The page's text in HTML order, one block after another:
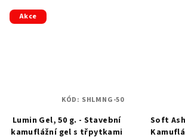
Akce
Lumin Gel, 50 g. - Stavební
kamuflážní gel s třpytkami
KÓD: SHLMNG-50
Soft